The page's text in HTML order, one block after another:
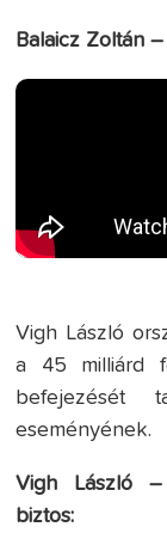
Balaicz Zoltán
Vigh László
a 45 milliárd
befejezését
eseményének.
Vigh László –
biztos: